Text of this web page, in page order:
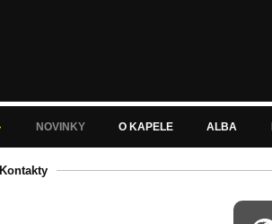
NOVINKY O KAPELE ALBA
Kontakty